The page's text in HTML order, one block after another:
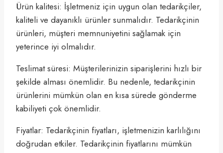
Ürün kalitesi: İşletmeniz için uygun olan tedarikçiler,
kaliteli ve dayanıklı ürünler sunmalıdır. Tedarikçinin
ürünleri, müşteri memnuniyetini sağlamak için
yeterince iyi olmalıdır.
Teslimat süresi: Müşterilerinizin siparişlerini hızlı bir
şekilde alması önemlidir. Bu nedenle, tedarikçinin
ürünlerini mümkün olan en kısa sürede gönderme
kabiliyeti çok önemlidir.
Fiyatlar: Tedarikçinin fiyatları, işletmenizin karlılığını
doğrudan etkiler. Tedarikçinin fiyatlarını mümkün